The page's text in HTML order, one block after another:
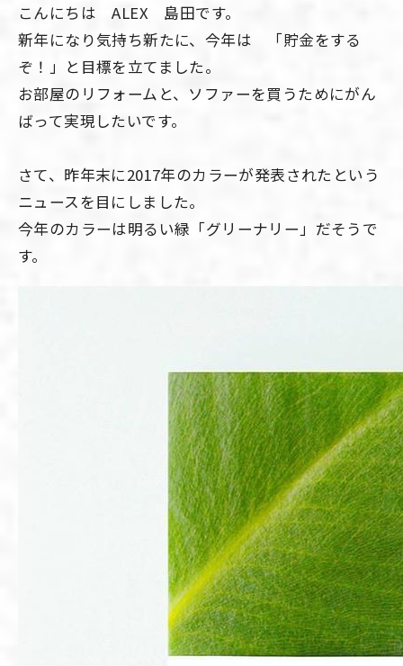
こんにちは ALEX 島田です。
新年になり気持ち新たに、今年は 「貯金をする
ぞ！」と目標を立てました。
お部屋のリフォームと、ソファーを買うためにがん
ばって実現したいです。
さて、昨年末に2017年のカラーが発表されたという
ニュースを目にしました。
今年のカラーは明るい緑「グリーナリー」だそうで
す。